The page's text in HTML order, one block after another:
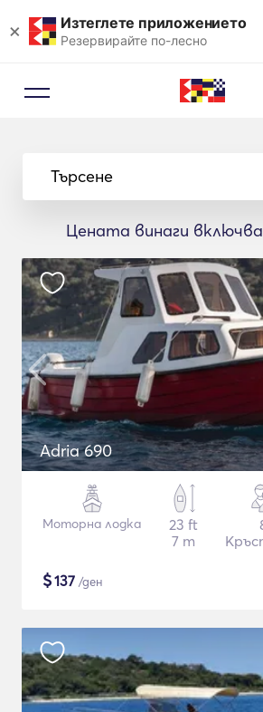
× Изтеглете приложението
Резервирайте по-лесно
Търсене
Цената винаги
Adria 690
Моторна лодка
23 ft
7 m
$137 /ден